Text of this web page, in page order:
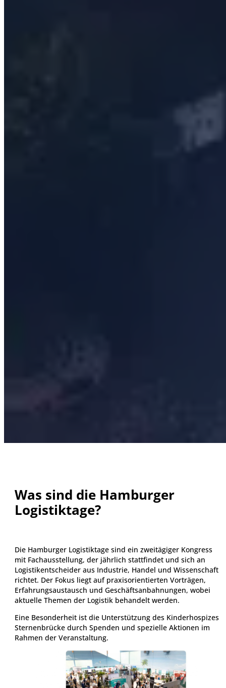
Was sind die Hamburger
Logistiktage?
Die Hamburger Logistiktage sind ein zweitägiger Kongress
mit Fachausstellung, der jährlich stattfindet und sich an
Logistikentscheider aus Industrie, Handel und Wissenschaft
richtet. Der Fokus liegt auf praxisorientierten Vorträgen,
Erfahrungsaustausch und Geschäftsanbahnungen, wobei
aktuelle Themen der Logistik behandelt werden.
Eine Besonderheit ist die Unterstützung des Kinderhospizes
Sternenbrücke durch Spenden und spezielle Aktionen im
Rahmen der Veranstaltung.